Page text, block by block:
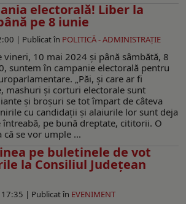
electorală! Liber la
pe 8 iunie
| Publicat în POLITICĂ - ADMINISTRAŢIE
vineri, 10 mai 2024 și până sâmbătă, 8
suntem în campanie electorală pentru
„Păi, și care ar fi
mashuri și corturi electorale sunt
și broșuri se tot împart de câteva
cu candidații și alaiurile lor sunt deja
întreabă, pe bună dreptate, cititorii. O
că se vor umple ...
pe buletinele de vot
la Consiliul Județean
| Publicat în EVENIMENT